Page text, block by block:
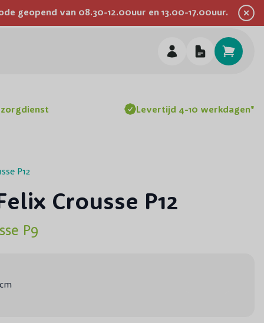
geopend van 08.30-12.00uur en 13.00-17.00uur.
Inspiratie Werken bij Over ons Hulp & Contact
Levertijd 4-10 werkdagen*
P12
Crousse P12
P9